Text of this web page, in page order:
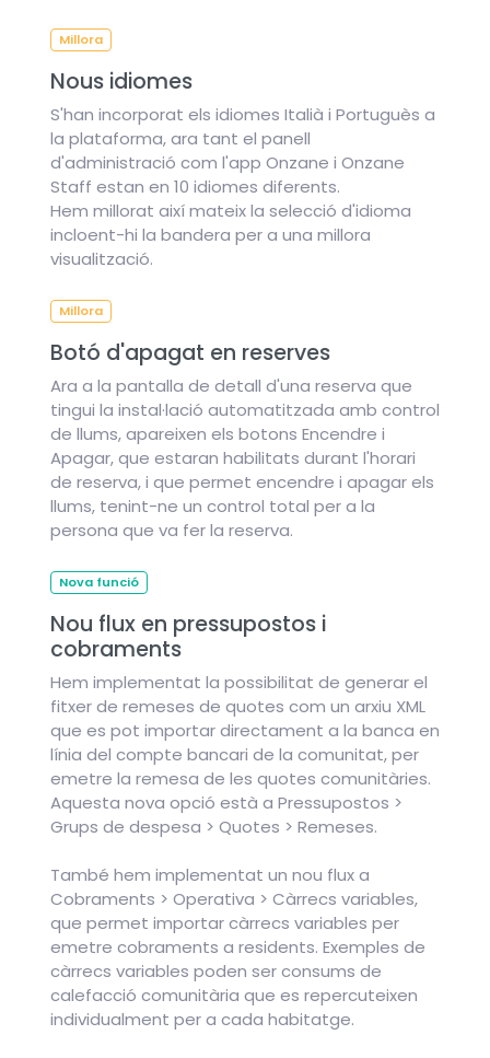
Millora
Nous idiomes
S'han incorporat els idiomes Italià i Portuguès a
la plataforma, ara tant el panell
d'administració com l'app Onzane i Onzane
Staff estan en 10 idiomes diferents.
Hem millorat així mateix la selecció d'idioma
incloent-hi la bandera per a una millora
visualització.
Millora
Botó d'apagat en reserves
Ara a la pantalla de detall d'una reserva que
tingui la instal·lació automatitzada amb control
de llums, apareixen els botons Encendre i
Apagar, que estaran habilitats durant l'horari
de reserva, i que permet encendre i apagar els
llums, tenint-ne un control total per a la
persona que va fer la reserva.
Nova funció
Nou flux en pressupostos i
cobraments
Hem implementat la possibilitat de generar el
fitxer de remeses de quotes com un arxiu XML
que es pot importar directament a la banca en
línia del compte bancari de la comunitat, per
emetre la remesa de les quotes comunitàries.
Aquesta nova opció està a Pressupostos >
Grups de despesa > Quotes > Remeses.
També hem implementat un nou flux a
Cobraments > Operativa > Càrrecs variables,
que permet importar càrrecs variables per
emetre cobraments a residents. Exemples de
càrrecs variables poden ser consums de
calefacció comunitària que es repercuteixen
individualment per a cada habitatge.